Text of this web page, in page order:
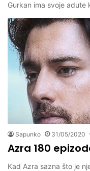
Gurkan ima svoje adute
Sapunko 31/05/2020
Azra 180
Kad Azra sazna što je